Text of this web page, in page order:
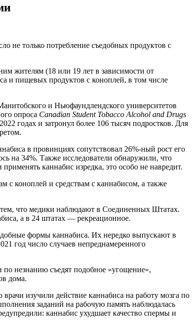
не только потребление съедобных продуктов с
жителям (18 или 19 лет в зависимости от
и пищевых продуктов с коноплей, в том числе
и Ньюфаундлендского университетов
опроса Canadian Student Tobacco Alcohol and Drugs
годах и затронул более 106 тысяч подростков. Для
в провинциях сопутствовал 26%-ный рост его
на 34%. Также исследователи обнаружили, что
каннабис изредка, это особо не навредит.
с коноплей и средствам с каннабисом, а также
что медики наблюдают в Соединенных Штатах.
а в 24 штатах — рекреационное.
формы каннабиса. Их нередко выпускают в
год число случаев непреднамеренного
по незнанию съедят подобное «угощение»,
дома.
изучили действие каннабиса на работу мозга по
заданий на рабочую память наблюдалась
каннабис ухудшает качество спермы и